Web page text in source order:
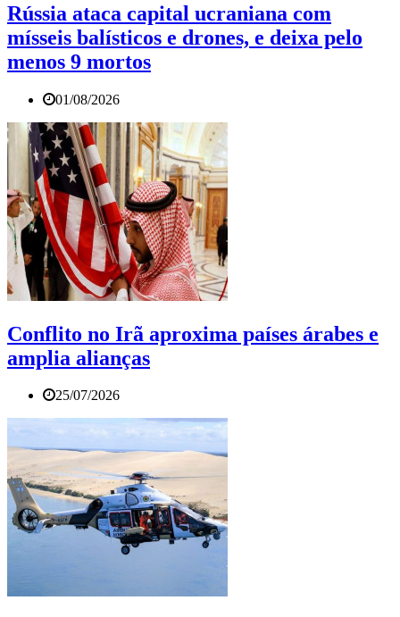
Rússia ataca capital ucraniana com
mísseis balísticos e drones, e deixa pelo
menos 9 mortos
01/08/2026
Conflito no Irã aproxima países árabes e
amplia alianças
25/07/2026